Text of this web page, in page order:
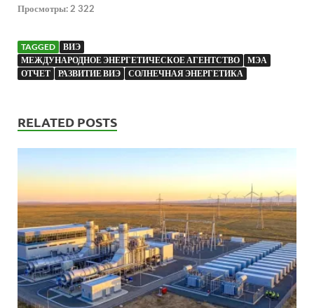
Просмотры: 2 322
TAGGED
ВИЭ
МЕЖДУНАРОДНОЕ ЭНЕРГЕТИЧЕСКОЕ АГЕНТСТВО
МЭА
ОТЧЕТ
РАЗВИТИЕ ВИЭ СОЛНЕЧНАЯ ЭНЕРГЕТИКА
RELATED POSTS